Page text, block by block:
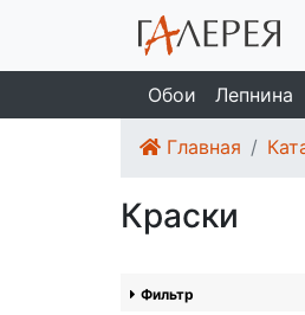
Обои Лепнина
Главная
Краски
Фильтр